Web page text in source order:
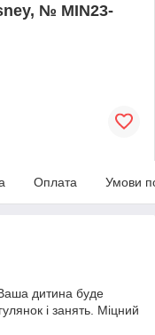
№ MIN23-
Оплата Умови
Ваша дитина буде
і занять. Міцний